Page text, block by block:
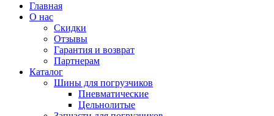
Главная
О нас
Скидки
Отзывы
Гарантия и возврат
Партнерам
Каталог
Шины для погрузчиков
Пневматические
Цельнолитые